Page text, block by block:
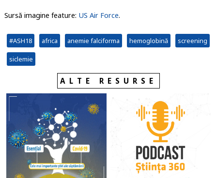
Sursă imagine feature: US Air Force.
#ASH18 africa anemie falciforma hemoglobină screening
siclemie
ALTE RESURSE